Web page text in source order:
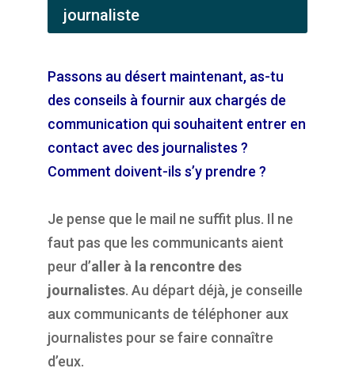
journaliste
Passons au désert maintenant, as-tu
des conseils à fournir aux chargés de
communication qui souhaitent entrer en
contact avec des journalistes ?
Comment doivent-ils s’y prendre ?
Je pense que le mail ne suffit plus. Il ne
faut pas que les communicants aient
peur d’aller à la rencontre des
journalistes. Au départ déjà, je conseille
aux communicants de téléphoner aux
journalistes pour se faire connaître
d’eux.